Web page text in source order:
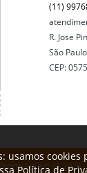
(11)
R. Jose
São
CEP:
Art © 2026
usamos
Política de